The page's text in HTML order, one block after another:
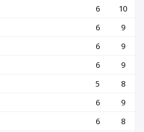
6
10
6
9
6
9
6
9
5
8
6
9
6
8